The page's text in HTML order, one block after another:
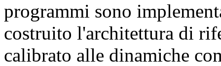
programmi sono
costruito l'architettura di
calibrato alle dinamiche